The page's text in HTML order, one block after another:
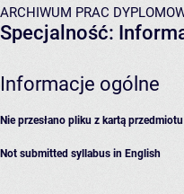
ARCHIWUM PRAC
Specjalność:
Informacje ogólne
Nie przesłano pliku z kartą przedmiotu
Not submitted syllabus in English